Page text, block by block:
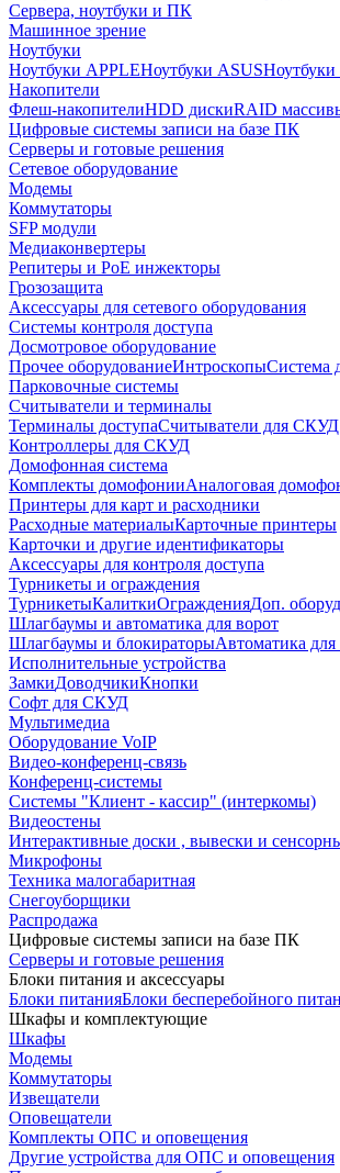
Сервера, ноутбуки и ПК
Машинное зрение
Ноутбуки
Ноутбуки APPLEНоутбуки ASUS
Накопители
Флеш-накопителиHDD дискиRAID
Цифровые системы записи на базе ПК
Серверы и готовые решения
Сетевое оборудование
Модемы
Коммутаторы
SFP модули
Медиаконвертеры
Репитеры и PoE инжекторы
Грозозащита
Аксессуары для сетевого оборудования
Системы контроля доступа
Досмотровое оборудование
Прочее оборудованиеИнтроскопыСистема
Парковочные системы
Считыватели и терминалы
Терминалы доступаСчитыватели для СКУД
Контроллеры для СКУД
Домофонная система
Комплекты домофонииАналоговая
Принтеры для карт и расходники
Расходные материалыКарточные принтеры
Карточки и другие идентификаторы
Аксессуары для контроля доступа
Турникеты и ограждения
ТурникетыКалиткиОгражденияДоп.
Шлагбаумы и автоматика для ворот
Шлагбаумы и блокираторыАвтоматика для
Исполнительные устройства
ЗамкиДоводчикиКнопки
Софт для СКУД
Мультимедиа
Оборудование VoIP
Видео-конференц-связь
Конференц-системы
Системы "Клиент - кассир" (интеркомы)
Видеостены
Интерактивные доски , вывески и
Микрофоны
Техника малогабаритная
Снегоуборщики
Распродажа
Цифровые системы записи на базе ПК
Серверы и готовые решения
Блоки питания и аксессуары
Блоки питанияБлоки бесперебойного
Шкафы и комплектующие
Шкафы
Модемы
Коммутаторы
Извещатели
Оповещатели
Комплекты ОПС и оповещения
Другие устройства для ОПС и оповещения